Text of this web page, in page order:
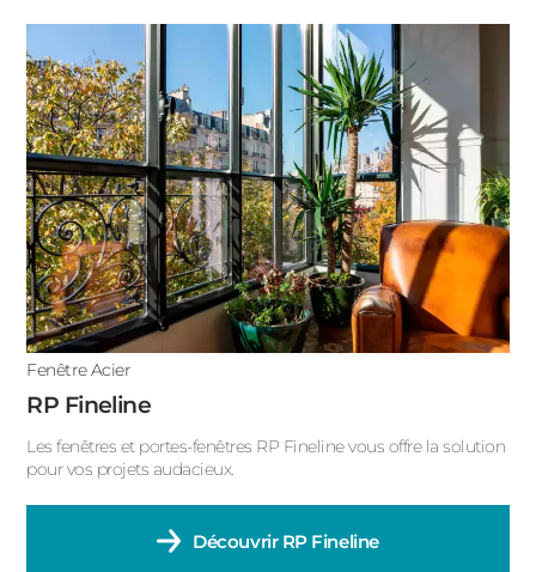
Porte fenêtre oscillo battant
Porte fenêtre fixe
Porte fenêtre coulissante
Porte fenêtre avec soubassement
Porte fenêtre accordéon
Porte fenêtre à galandage
Porte fenêtre 4 vantaux
Porte fenêtre 1 vantail
Fenêtre oscillo-battant
Fenêtre Acier
RP Fineline
Les fenêtres et portes-fenêtres RP Fineline vous offre la solution
pour vos projets audacieux.
Découvrir RP Fineline
ACIER